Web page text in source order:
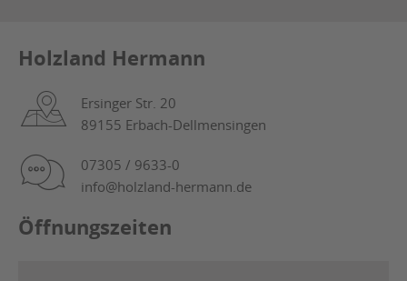
Holzland Hermann
Ersinger Str. 20
89155 Erbach-Dellmensingen
07305 / 9633-0
info@holzland-hermann.de
Öffnungszeiten